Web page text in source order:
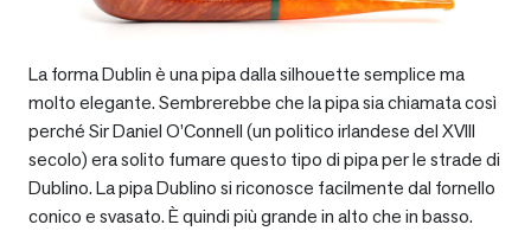
La forma Dublin è una pipa dalla silhouette semplice ma
molto elegante. Sembrerebbe che la pipa sia chiamata così
perché Sir Daniel O’Connell (un politico irlandese del XVIII
secolo) era solito fumare questo tipo di pipa per le strade di
Dublino. La pipa Dublino si riconosce facilmente dal fornello
conico e svasato. È quindi più grande in alto che in basso.